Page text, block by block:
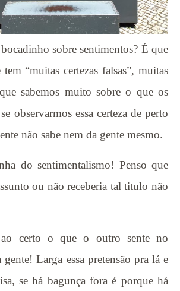
sobre sentimentos? É que
tem “muitas certezas falsas”, muitas
sabemos muito sobre o que os
observarmos essa certeza de perto
não sabe nem da gente mesmo.
do sentimentalismo! Penso que
ou não receberia tal titulo não
ao certo o que o outro sente no
Larga essa pretensão pra lá e
se há bagunça fora é porque há